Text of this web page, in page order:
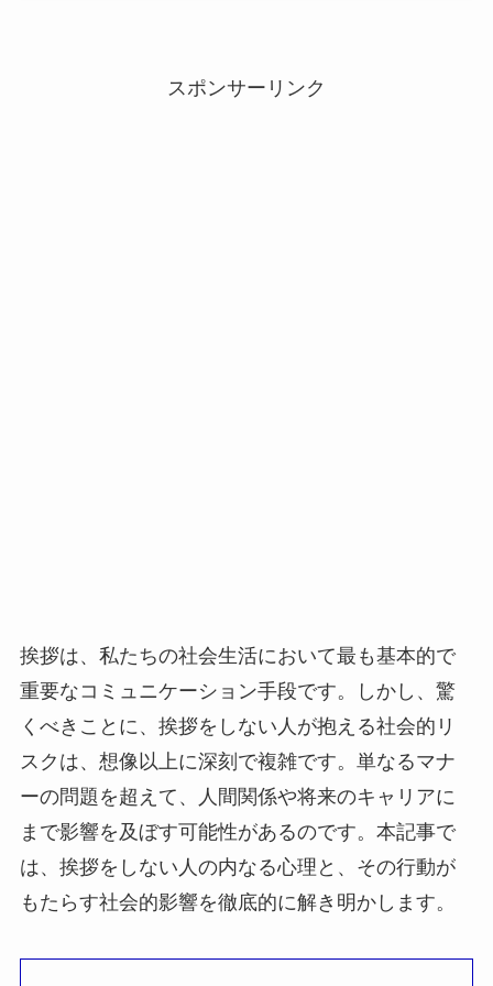
スポンサーリンク
挨拶は、私たちの社会生活において最も基本的で
重要なコミュニケーション手段です。しかし、驚
くべきことに、挨拶をしない人が抱える社会的リ
スクは、想像以上に深刻で複雑です。単なるマナ
ーの問題を超えて、人間関係や将来のキャリアに
まで影響を及ぼす可能性があるのです。本記事で
は、挨拶をしない人の内なる心理と、その行動が
もたらす社会的影響を徹底的に解き明かします。